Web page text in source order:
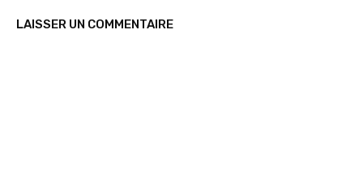
LAISSER UN COMMENTAIRE